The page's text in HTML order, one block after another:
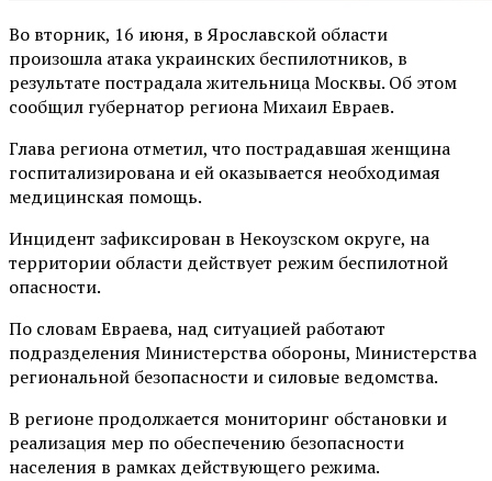
Во вторник, 16 июня, в Ярославской области
произошла атака украинских беспилотников, в
результате пострадала жительница Москвы. Об этом
сообщил губернатор региона Михаил Евраев.
Глава региона отметил, что пострадавшая женщина
госпитализирована и ей оказывается необходимая
медицинская помощь.
Инцидент зафиксирован в Некоузском округе, на
территории области действует режим беспилотной
опасности.
По словам Евраева, над ситуацией работают
подразделения Министерства обороны, Министерства
региональной безопасности и силовые ведомства.
В регионе продолжается мониторинг обстановки и
реализация мер по обеспечению безопасности
населения в рамках действующего режима.